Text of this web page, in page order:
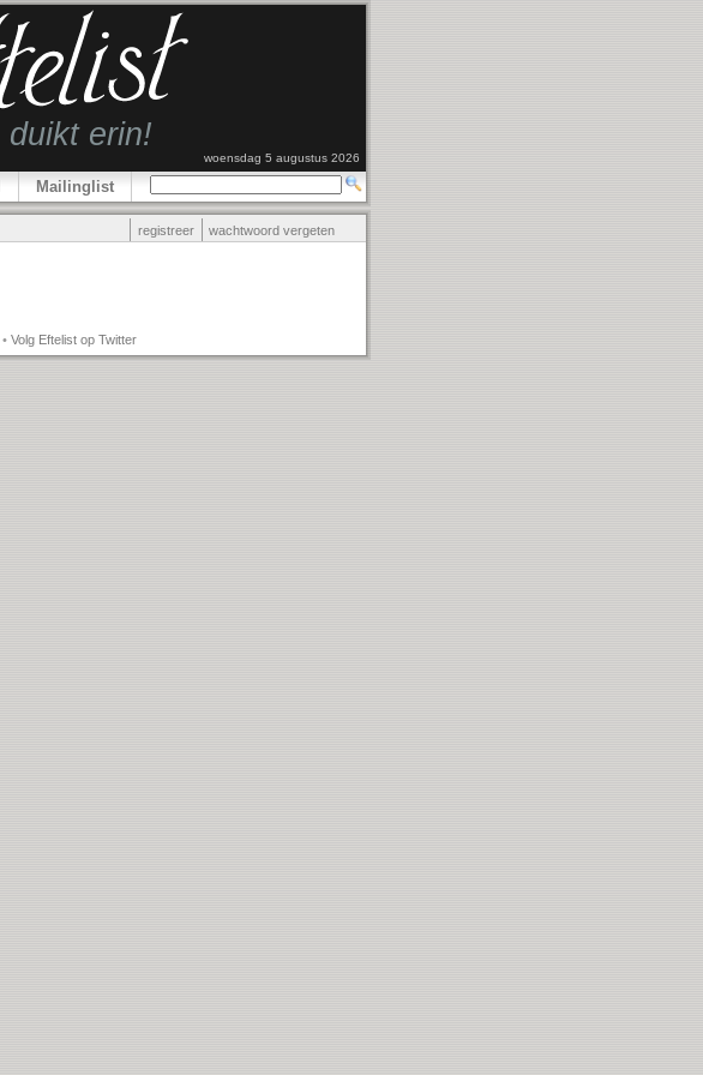
woensdag 5 augustus 2026
Mailinglist
registreer wachtwoord vergeten
• Volg Eftelist op Twitter